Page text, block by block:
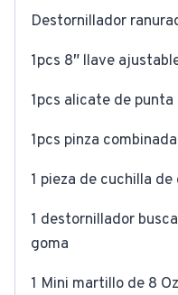
Destornillador
1pcs 8″ llave
1pcs alicate de punta
1pcs pinza
1 pieza de cuchilla
1 destornillador
goma
1 Mini martillo de 8